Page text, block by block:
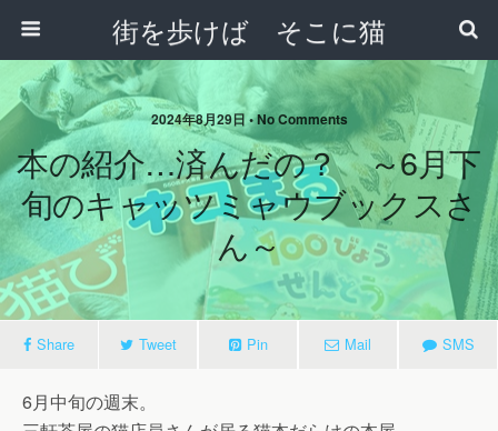
街を歩けば そこに猫
2024年8月29日 • No Comments
本の紹介…済んだの？ ～6月下
旬のキャッツミャウブックスさ
ん～
Share Tweet Pin Mail SMS
6月中旬の週末。